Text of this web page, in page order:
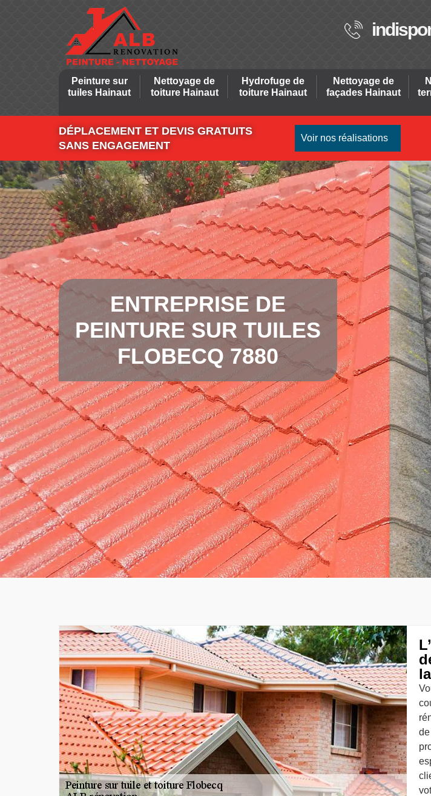
Peinture sur
tuiles Hainaut
Nettoyage de
toiture Hainaut
Hydrofuge de
toiture Hainaut
Nettoyage de
façades Hainaut
DÉPLACEMENT ET DEVIS GRATUITS
SANS ENGAGEMENT
Voir nos réalisations
ENTREPRISE DE
PEINTURE SUR TUILES
FLOBECQ 7880